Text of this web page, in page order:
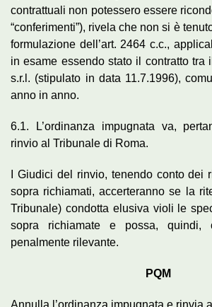
contrattuali non potessero essere
“conferimenti”), rivela che non si è
formulazione dell’art. 2464 c.c.,
in esame essendo stato il contratto tra
s.r.l. (stipulato in data 11.7.1996),
anno in anno.
6.1. L’ordinanza impugnata va,
rinvio al Tribunale di Roma.
I Giudici del rinvio, tenendo conto dei
sopra richiamati, accerteranno se la
Tribunale) condotta elusiva violi le
sopra richiamate e possa, quindi,
penalmente rilevante.
PQM
Annulla l’ordinanza impugnata e rinvia